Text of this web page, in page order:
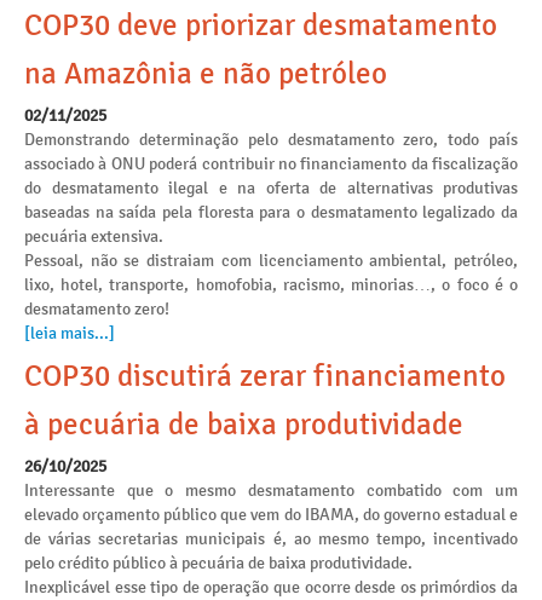
COP30 deve priorizar desmatamento
na Amazônia e não petróleo
02/11/2025
Demonstrando determinação pelo desmatamento zero, todo país
associado à ONU poderá contribuir no financiamento da fiscalização
do desmatamento ilegal e na oferta de alternativas produtivas
baseadas na saída pela floresta para o desmatamento legalizado da
pecuária extensiva.
Pessoal, não se distraiam com licenciamento ambiental, petróleo,
lixo, hotel, transporte, homofobia, racismo, minorias…, o foco é o
desmatamento zero!
[leia mais...]
COP30 discutirá zerar financiamento
à pecuária de baixa produtividade
26/10/2025
Interessante que o mesmo desmatamento combatido com um
elevado orçamento público que vem do IBAMA, do governo estadual e
de várias secretarias municipais é, ao mesmo tempo, incentivado
pelo crédito público à pecuária de baixa produtividade.
Inexplicável esse tipo de operação que ocorre desde os primórdios da